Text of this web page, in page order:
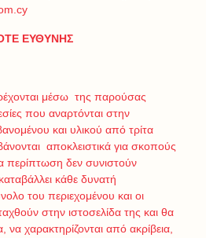
ΕΥΘΥΝΗΣ
μέσω της παρούσας
που αναρτόνται στην
και υλικού από τρίτα
αποκλειστικά για σκοπούς
περίπτωση δεν συνιστούν
κάθε δυνατή
του περιεχομένου και οι
στην ιστοσελίδα της και θα
να χαρακτηρίζονται από ακρίβεια,